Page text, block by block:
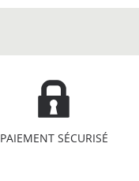
PAIEMENT SÉCURISÉ